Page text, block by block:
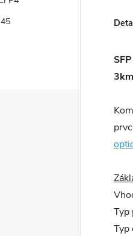
Typ
Typ